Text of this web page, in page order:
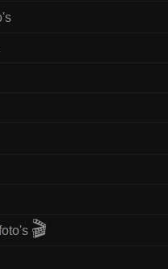
🎬